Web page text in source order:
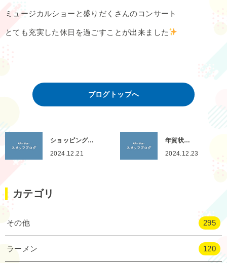
ミュージカルショーと盛りだくさんのコンサート
とても充実した休日を過ごすことが出来ました
ブログトップへ
ショッピング…
2024.12.21
年賀状…
2024.12.23
カテゴリ
その他 295
ラーメン 120